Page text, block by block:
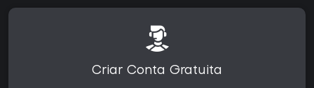
Criar Conta Gratuita